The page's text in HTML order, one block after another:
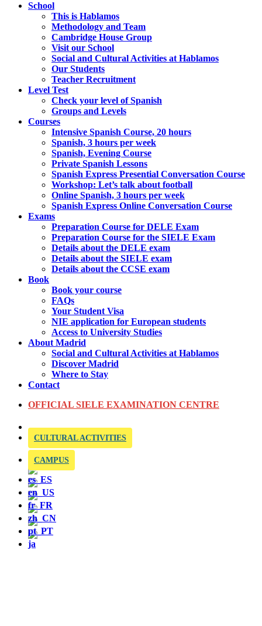
School
This is Hablamos
Methodology and Team
Cambridge House Group
Visit our School
Social and Cultural Activities at Hablamos
Our Students
Teacher Recruitment
Level Test
Check your level of Spanish
Groups and Levels
Courses
Intensive Spanish Course, 20 hours
Spanish, 3 hours per week
Spanish, Evening Course
Private Spanish Lessons
Spanish Express Presential Conversation Course
Workshop: Let’s talk about football
Online Spanish, 3 hours per week
Spanish Express Online Conversation Course
Exams
Preparation Course for DELE Exam
Preparation Course for the SIELE Exam
Details about the DELE exam
Details about the SIELE exam
Details about the CCSE exam
Book
Book your course
FAQs
Your Student Visa
NIE application for European students
Access to University Studies
About Madrid
Social and Cultural Activities at Hablamos
Discover Madrid
Where to Stay
Contact
OFFICIAL SIELE EXAMINATION CENTRE
CULTURAL ACTIVITIES
CAMPUS